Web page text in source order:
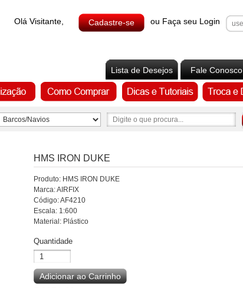
Olá Visitante, ou Faça seu Login
Lista de Desejos Fale Conosco
HMS IRON DUKE
Produto: HMS IRON DUKE
Marca: AIRFIX
Código: AF4210
Escala: 1:600
Material: Plástico
Quantidade
Adicionar ao Carrinho